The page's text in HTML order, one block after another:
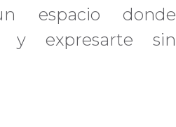
espacio donde
y expresarte sin